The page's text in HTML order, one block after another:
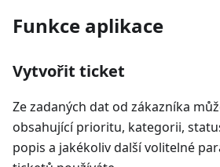
Funkce aplikace
Vytvořit ticket
Ze zadaných dat od zákazníka
obsahující prioritu, kategorii,
popis a jakékoliv další volitelné